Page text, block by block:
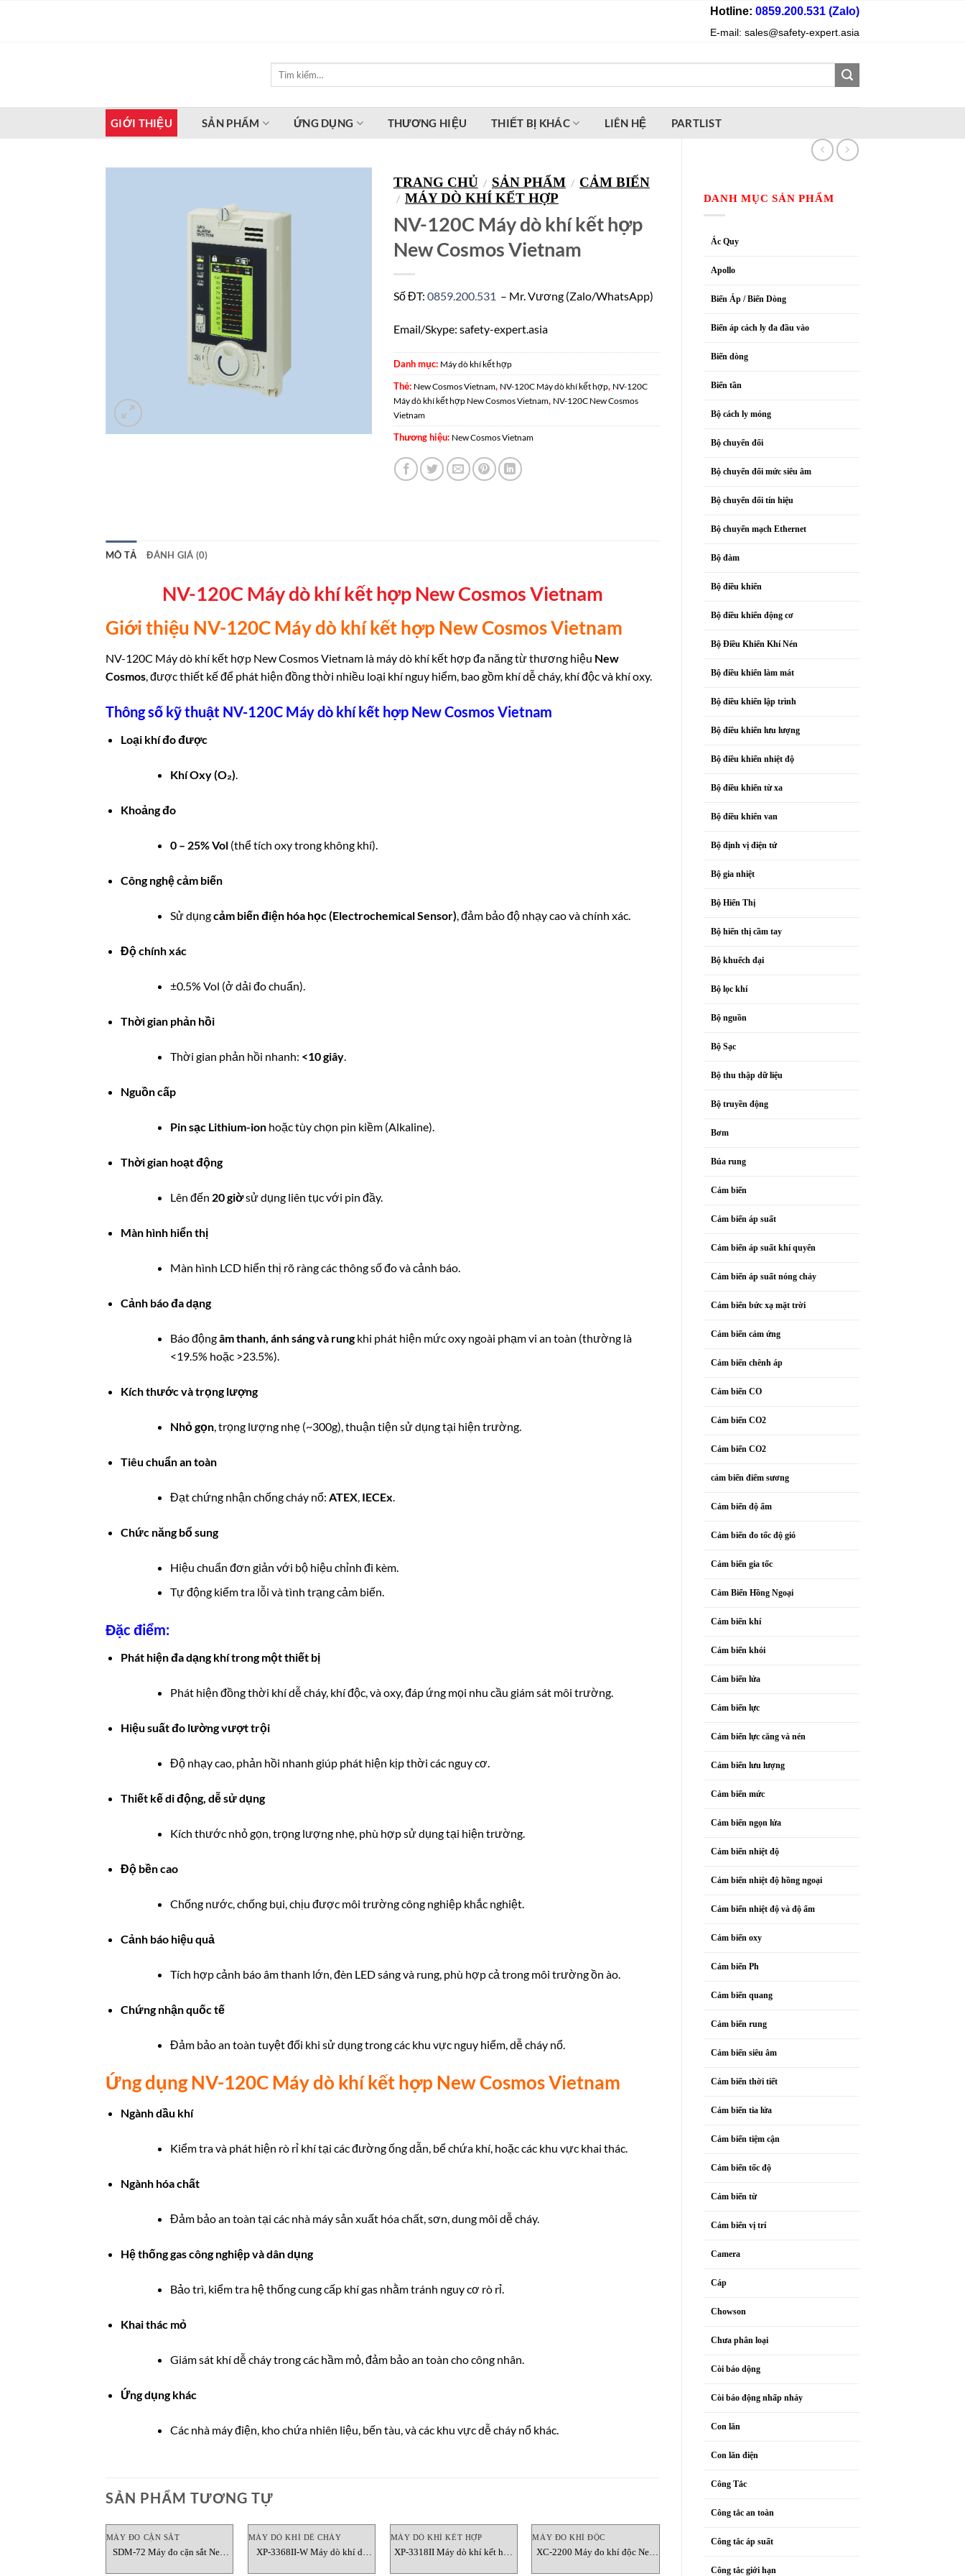
Hotline: 0859.200.531 (Zalo)
E-mail: sales@safety-expert.asia
GIỚI THIỆU SẢN PHẨM ỨNG DỤNG THƯƠNG HIỆU THIẾT BỊ KHÁC LIÊN HỆ PARTLIST
DANH MỤC SẢN PHẨM
Ác Quy
Apollo
Biến Áp / Biến Dòng
Biến áp cách ly đa đầu vào
Biến dòng
Biến tần
Bộ cách ly mỏng
Bộ chuyển đổi
Bộ chuyển đổi mức siêu âm
Bộ chuyển đổi tín hiệu
Bộ chuyển mạch Ethernet
Bộ đàm
Bộ điều khiển
Bộ điều khiển động cơ
Bộ Điều Khiển Khí Nén
Bộ điều khiển làm mát
Bộ điều khiển lập trình
Bộ điều khiển lưu lượng
Bộ điều khiển nhiệt độ
Bộ điều khiển từ xa
Bộ điều khiển van
Bộ định vị điện tử
Bộ gia nhiệt
Bộ Hiển Thị
Bộ hiển thị cầm tay
Bộ khuếch đại
Bộ lọc khí
Bộ nguồn
Bộ Sạc
Bộ thu thập dữ liệu
Bộ truyền động
Bơm
Búa rung
Cảm biến
Cảm biến áp suất
Cảm biến áp suất khí quyển
Cảm biến áp suất nóng chảy
Cảm biến bức xạ mặt trời
Cảm biến cảm ứng
Cảm biến chênh áp
Cảm biến CO
Cảm biến CO2
Cảm biến CO2
cảm biến điểm sương
Cảm biến độ ẩm
Cảm biến đo tốc độ gió
Cảm biến gia tốc
Cảm Biến Hồng Ngoại
Cảm biến khí
Cảm biến khói
Cảm biến lửa
Cảm biến lực
Cảm biến lực căng và nén
Cảm biến lưu lượng
Cảm biến mức
Cảm biến ngọn lửa
Cảm biến nhiệt độ
Cảm biến nhiệt độ hồng ngoại
Cảm biến nhiệt độ và độ ẩm
Cảm biến oxy
Cảm biến Ph
Cảm biến quang
Cảm biến rung
Cảm biến siêu âm
Cảm biến thời tiết
Cảm biến tia lửa
Cảm biến tiệm cận
Cảm biến tốc độ
Cảm biến từ
Cảm biến vị trí
Camera
Cáp
Chowson
Chưa phân loại
Còi báo dộng
Còi báo động nhấp nháy
Con lăn
Con lăn điện
Công Tắc
Công tắc an toàn
Công tắc áp suất
Công tắc giới hạn
TRANG CHỦ / SẢN PHẨM / CẢM BIẾN
/ MÁY DÒ KHÍ KẾT HỢP
NV-120C Máy dò khí kết hợp
New Cosmos Vietnam
Số ĐT: 0859.200.531 – Mr. Vương (Zalo/WhatsApp)
Email/Skype: safety-expert.asia
Danh mục: Máy dò khí kết hợp
Thẻ: New Cosmos Vietnam, NV-120C Máy dò khí kết hợp, NV-120C
Máy dò khí kết hợp New Cosmos Vietnam, NV-120C New Cosmos
Vietnam
Thương hiệu: New Cosmos Vietnam
MÔ TẢ ĐÁNH GIÁ (0)
NV-120C Máy dò khí kết hợp New Cosmos Vietnam
Giới thiệu NV-120C Máy dò khí kết hợp New Cosmos Vietnam
NV-120C Máy dò khí kết hợp New CosmosVietnam là máy dò khí kết hợp đa năng từ thương hiệu New
Cosmos , được thiết kế để phát hiện đồng thời nhiều loại khí nguy hiểm, bao gồm khí dễ cháy, khí độc và khí oxy.
Thông số kỹ thuật NV-120C Máy dò khí kết hợp New Cosmos Vietnam
Loại khí đo được
Khí Oxy (O₂)
Khoảng đo
0 – 25% Vol(thể tích oxy trong không khí).
Công nghệ cảm biến
Sử dụngcảm biến điện hóa học (Electrochemical Sensor) , đảm bảo độ nhạy cao và chính xác.
Độ chính xác
±0.5% Vol (ở dải đo chuẩn).
Thời gian phản hồi
Thời gian phản hồi nhanh: <10 giây.
Nguồn cấp
Pin sạc Lithium-ionhoặc tùy chọn pin kiềm (Alkaline).
Thời gian hoạt động
Lên đến 20 giờsử dụng liên tục với pin đầy.
Màn hình hiển thị
Màn hình LCD hiển thị rõ ràng các thông số đo và cảnh báo.
Cảnh báo đa dạng
Báo độngâm thanh, ánh sáng và rungkhi phát hiện mức oxy ngoài phạm vi an toàn (thường là
<19.5% hoặc >23.5%).
Kích thước và trọng lượng
Nhỏ gọn, trọng lượng nhẹ (~300g), thuận tiện sử dụng tại hiện trường.
Tiêu chuẩn an toàn
Đạt chứng nhận chống cháy nổ: ATEX, IECEx
Chức năng bổ sung
Hiệu chuẩn đơn giản với bộ hiệu chỉnh đi kèm.
Tự động kiểm tra lỗi và tình trạng cảm biến.
Đặc điểm:
Phát hiện đa dạng khí trong một thiết bị
Phát hiện đồng thời khí dễ cháy, khí độc, và oxy, đáp ứng mọi nhu cầu giám sát môi trường.
Hiệu suất đo lường vượt trội
Độ nhạy cao, phản hồi nhanh giúp phát hiện kịp thời các nguy cơ.
Thiết kế di động, dễ sử dụng
Kích thước nhỏ gọn, trọng lượng nhẹ, phù hợp sử dụng tại hiện trường.
Độ bền cao
Chống nước, chống bụi, chịu được môi trường công nghiệp khắc nghiệt.
Cảnh báo hiệu quả
Tích hợp cảnh báo âm thanh lớn, đèn LED sáng và rung, phù hợp cả trong môi trường ồn ào.
Chứng nhận quốc tế
Đảm bảo an toàn tuyệt đối khi sử dụng trong các khu vực nguy hiểm, dễ cháy nổ.
Ứng dụng NV-120C Máy dò khí kết hợp New Cosmos Vietnam
Ngành dầu khí
Kiểm tra và phát hiện rò rỉ khí tại các đường ống dẫn, bể chứa khí, hoặc các khu vực khai thác.
Ngành hóa chất
Đảm bảo an toàn tại các nhà máy sản xuất hóa chất, sơn, dung môi dễ cháy.
Hệ thống gas công nghiệp và dân dụng
Bảo trì, kiểm tra hệ thống cung cấp khí gas nhằm tránh nguy cơ rò rỉ.
Khai thác mỏ
Giám sát khí dễ cháy trong các hầm mỏ, đảm bảo an toàn cho công nhân.
Ứng dụng khác
Các nhà máy điện, kho chứa nhiên liệu, bến tàu, và các khu vực dễ cháy nổ khác.
SẢN PHẨM TƯƠNG TỰ
MÁY ĐO CẶN SẮT
SDM-72 Máy đo cặn sắt New
MÁY DÒ KHÍ DỄ CHÁY
XP-3368II-W Máy dò khí dễ
MÁY DÒ KHÍ KẾT HỢP
XP-3318II Máy dò khí kết hợp
MÁY ĐO KHÍ ĐỘC
XC-2200 Máy đo khí độc New
MÁY DÒ KHÍ KẾT HỢP